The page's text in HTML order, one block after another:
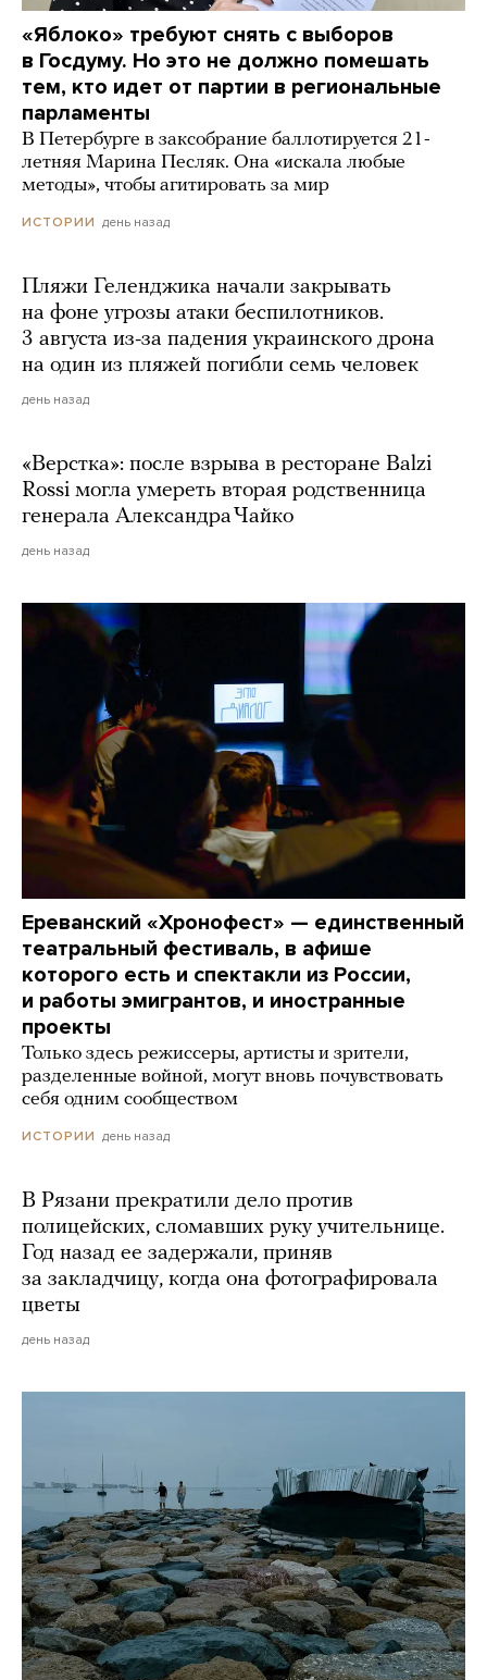
«Яблоко» требуют снять с выборов
в Госдуму. Но это не должно помешать
тем, кто идет от партии в региональные
парламенты
В Петербурге в заксобрание баллотируется 21-
летняя Марина Песляк. Она «искала любые
методы», чтобы агитировать за мир
ИСТОРИИ день назад
Пляжи Геленджика начали закрывать
на фоне угрозы атаки беспилотников.
3 августа из-за падения украинского дрона
на один из пляжей погибли семь человек
день назад
«Верстка»: после взрыва в ресторане Balzi
Rossi могла умереть вторая родственница
генерала Александра Чайко
день назад
Ереванский «Хронофест» — единственный
театральный фестиваль, в афише
которого есть и спектакли из России,
и работы эмигрантов, и иностранные
проекты
Только здесь режиссеры, артисты и зрители,
разделенные войной, могут вновь почувствовать
себя одним сообществом
ИСТОРИИ день назад
В Рязани прекратили дело против
полицейских, сломавших руку учительнице.
Год назад ее задержали, приняв
за закладчицу, когда она фотографировала
цветы
день назад